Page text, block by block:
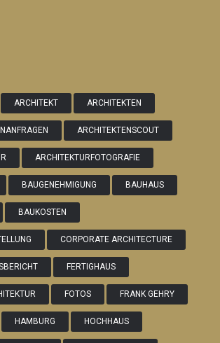
ARCHITEKT ARCHITEKTEN
ARCHITEKTENSCOUT
ARCHITEKTURFOTOGRAFIE
BAUGENEHMIGUNG BAUHAUS
BAUKOSTEN
CORPORATE ARCHITECTURE
FERTIGHAUS
FOTOS FRANK GEHRY
HAMBURG HOCHHAUS